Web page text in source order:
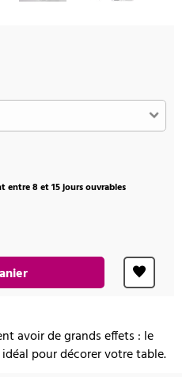
entre 8 et 15 jours ouvrables
avoir de grands effets : le
idéal pour décorer votre table.